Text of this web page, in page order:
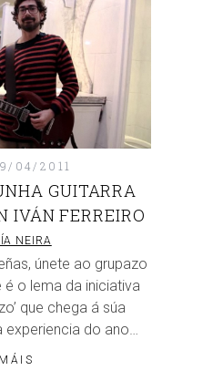
04/2011
GUITARRA
IVÁN FERREIRO
NEIRA
únete ao grupazo
é o lema da iniciativa
que chega á súa
experiencia do ano…